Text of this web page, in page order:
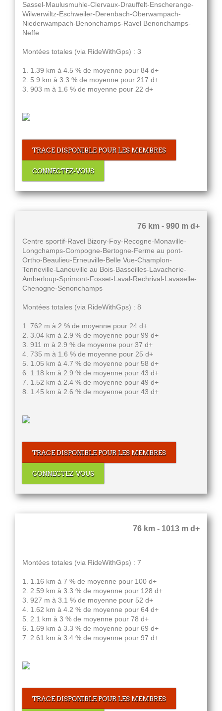
Sassel-Maulusmuhle-Clervaux-Drauffelt-Enscherange-
Wilwerwiltz-Eschweiler-Derenbach-Oberwampach-
Niederwampach-Benonchamps-Ravel Benonchamps-
Neffe
Montées totales (via RideWithGps) : 3
1. 1.39 km à 4.5 % de moyenne pour 84 d+
2. 5.9 km à 3.3 % de moyenne pour 217 d+
3. 903 m à 1.6 % de moyenne pour 22 d+
TRACE DISPONIBLE POUR LES MEMBRES
CONNECTEZ-VOUS
76 km - 990 m d+
Centre sportif-Ravel Bizory-Foy-Recogne-Monaville-
Longchamps-Compogne-Bertogne-Ferme au pont-
Ortho-Beaulieu-Erneuville-Belle Vue-Champlon-
Tenneville-Laneuville au Bois-Basseilles-Lavacherie-
Amberloup-Sprimont-Fosset-Laval-Rechrival-Lavaselle-
Chenogne-Senonchamps
Montées totales (via RideWithGps) : 8
1. 762 m à 2 % de moyenne pour 24 d+
2. 3.04 km à 2.9 % de moyenne pour 99 d+
3. 911 m à 2.9 % de moyenne pour 37 d+
4. 735 m à 1.6 % de moyenne pour 25 d+
5. 1.05 km à 4.7 % de moyenne pour 58 d+
6. 1.18 km à 2.9 % de moyenne pour 43 d+
7. 1.52 km à 2.4 % de moyenne pour 49 d+
8. 1.45 km à 2.6 % de moyenne pour 43 d+
TRACE DISPONIBLE POUR LES MEMBRES
CONNECTEZ-VOUS
76 km - 1013 m d+
Montées totales (via RideWithGps) : 7
1. 1.16 km à 7 % de moyenne pour 100 d+
2. 2.59 km à 3.3 % de moyenne pour 128 d+
3. 927 m à 3.1 % de moyenne pour 52 d+
4. 1.62 km à 4.2 % de moyenne pour 64 d+
5. 2.1 km à 3 % de moyenne pour 78 d+
6. 1.69 km à 3.3 % de moyenne pour 69 d+
7. 2.61 km à 3.4 % de moyenne pour 97 d+
TRACE DISPONIBLE POUR LES MEMBRES